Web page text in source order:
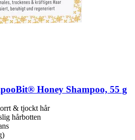
Honey Shampoo, 55 g
& tjockt hår
hårbotten